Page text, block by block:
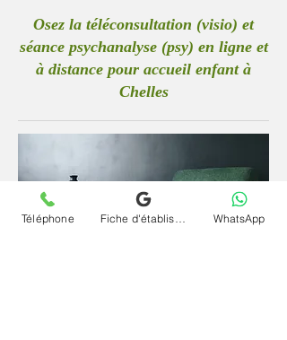
Osez la téléconsultation (visio) et
séance psychanalyse (psy) en ligne et
à distance pour accueil enfant à
Chelles
Téléphone WhatsApp